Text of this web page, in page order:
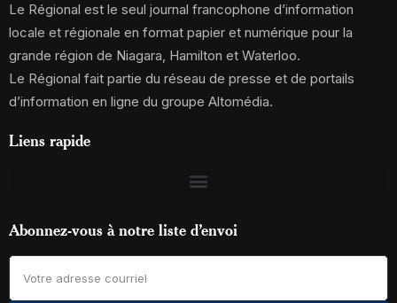
Le Régional est le seul journal francophone d’information
locale et régionale en format papier et numérique pour la
grande région de Niagara, Hamilton et Waterloo.
Le Régional fait partie du réseau de presse et de portails
d’information en ligne du groupe Altomédia.
Liens rapide
Abonnez-vous à notre liste d’envoi